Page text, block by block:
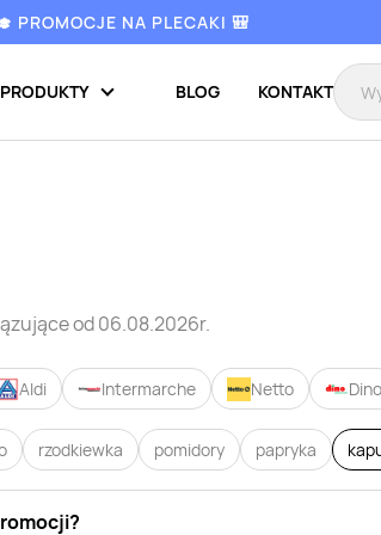
PROMOCJE NA PLECAKI 🎒
PRODUKTY BLOG KONTAKT
od 06.08.2026r.
Aldi Intermarche Netto Dino
rzodkiewka pomidory papryka